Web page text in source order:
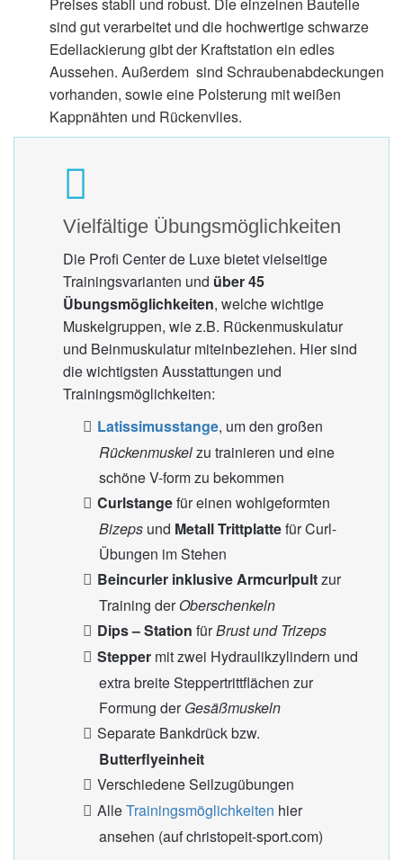
Preises stabil und robust. Die einzelnen Bauteile
sind gut verarbeitet und die hochwertige schwarze
Edellackierung gibt der Kraftstation ein edles
Aussehen. Außerdem sind Schraubenabdeckungen
vorhanden, sowie eine Polsterung mit weißen
Kappnähten und Rückenvlies.
Vielfältige Übungsmöglichkeiten
Die Profi Center de Luxe bietet vielseitige
Trainingsvarianten und über 45
Übungsmöglichkeiten, welche wichtige
Muskelgruppen, wie z.B. Rückenmuskulatur
und Beinmuskulatur miteinbeziehen. Hier sind
die wichtigsten Ausstattungen und
Trainingsmöglichkeiten:
Latissimusstange, um den großen
Rückenmuskelzu trainieren und eine
schöne V-form zu bekommen
Curlstangefür einen wohlgeformten
Bizepsund Metall Trittplattefür Curl-
Übungen im Stehen
Beincurler inklusive Armcurlpultzur
Training derOberschenkeln
Dips – Station fürBrust und Trizeps
Steppermit zwei Hydraulikzylindern und
extra breite Steppertrittflächen zur
Formung derGesäßmuskeln
Separate Bankdrück bzw.
Butterflyeinheit
Verschiedene Seilzugübungen
AlleTrainingsmöglichkeiten hier
ansehen (auf christopeit-sport.com)